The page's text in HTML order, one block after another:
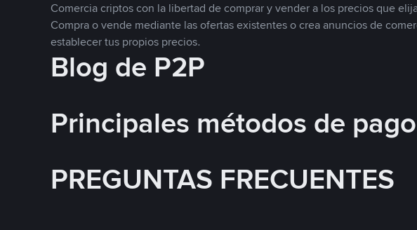
Comercia criptos con la libertad de comprar y vender a los precios que
Compra o vende mediante las ofertas existentes o crea anuncios de
establecer tus propios precios.
Blog de P2P
Principales métodos de pago
PREGUNTAS FRECUENTES